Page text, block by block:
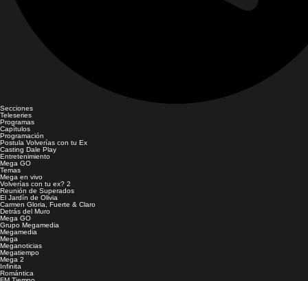
Secciones
Teleseries
Programas
Capítulos
Programación
Postula Volverías con tu Ex
Casting Dale Play
Entretenimiento
Mega GO
Temas
Mega en vivo
Volverías con tu ex? 2
Reunión de Superados
El Jardín de Olivia
Carmen Gloria, Fuerte & Claro
Detrás del Muro
Mega GO
Grupo Megamedia
Megamedia
Mega
Meganoticias
Megatiempo
Mega 2
Infinita
Romántica